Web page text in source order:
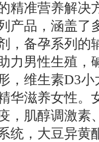
精准营养解决
产品，涵盖了
，备孕系列的
力男性生殖，
，维生素D3
华滋养女性。
，肌醇调激素
统，大豆异黄